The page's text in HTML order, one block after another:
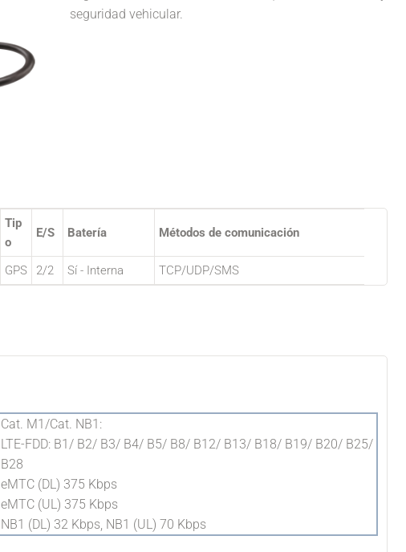
seguridad vehicular.
Tip
o
E/S Batería Métodos de comunicación
GPS 2/2 Sí - Interna TCP/UDP/SMS
Cat. M1/Cat. NB1:
LTE-FDD: B1/ B2/ B3/ B4/ B5/ B8/ B12/ B13/ B18/ B19/ B20/ B25/
B28
eMTC (DL) 375 Kbps
eMTC (UL) 375 Kbps
NB1 (DL) 32 Kbps, NB1 (UL) 70 Kbps